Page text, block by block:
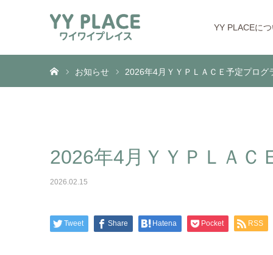
YY PLACEにつ
お知らせ 2026年4月ＹＹＰＬＡＣＥ予定プログ
2026年4月ＹＹＰＬＡＣ
2026.02.15
Tweet Share Hatena Pocket RSS